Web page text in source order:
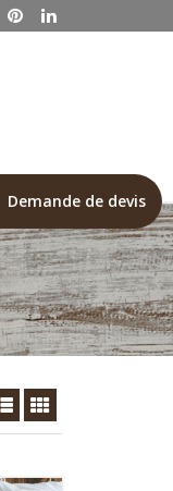
Demande de devis